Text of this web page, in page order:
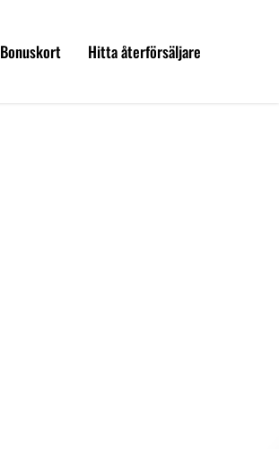
Bonuskort Hitta återförsäljare